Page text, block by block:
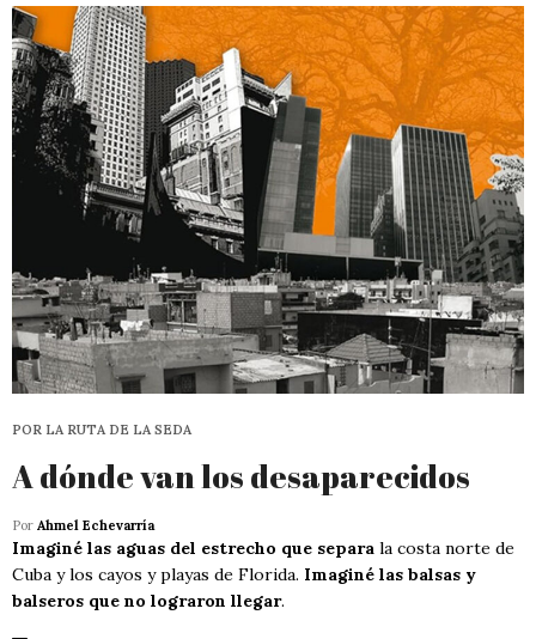
POR LA RUTA DE LA SEDA
A dónde van los desaparecidos
Por Ahmel Echevarría
Imaginé las aguas del estrecho que separa la costa norte de
Cuba y los cayos y playas de Florida. Imaginé las balsas y
balseros que no lograron llegar.